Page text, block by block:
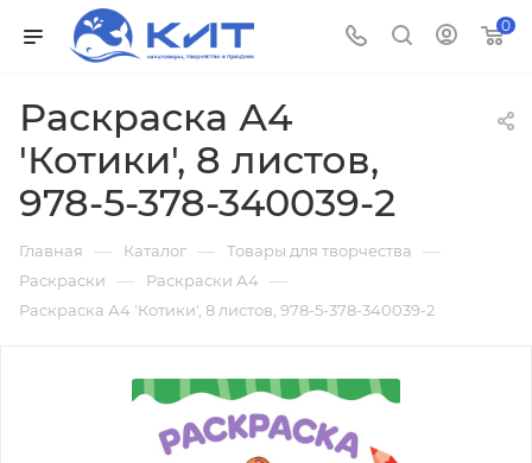
0
Раскраска А4
'Котики', 8 листов,
978-5-378-340039-2
Главная — Каталог — Товары для творчества —
Раскраски — Раскраски А4 —
Раскраска А4 'Котики', 8 листов, 978-5-378-340039-2